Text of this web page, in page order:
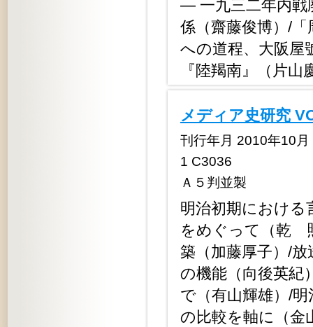
― 一九三二年内戦
係（齋藤俊博）/
への道程、大阪屋
『陸羯南』（片山
メディア史研究
刊行年月 2010年10
1 C3036
Ａ５判並製
明治初期におけ
をめぐって（乾
築（加藤厚子）/
の機能（向後英紀
で（有山輝雄）/
の比較を軸に（金